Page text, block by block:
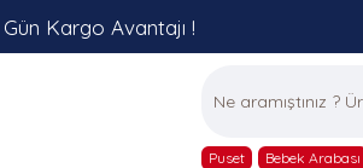
Kargo Avantajı !
Puset Bebek Arabası